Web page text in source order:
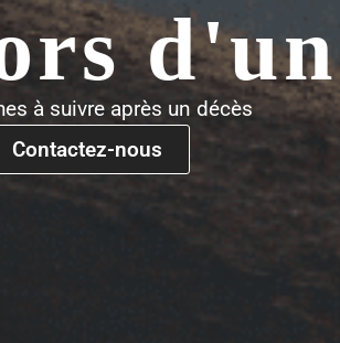
d'un
à suivre après un décès
Contactez-nous